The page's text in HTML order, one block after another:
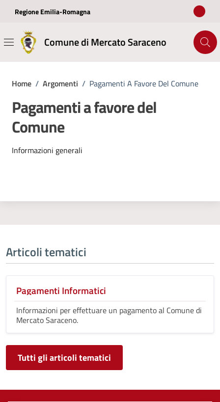
Regione Emilia-Romagna
Comune di Mercato Saraceno
Home / Argomenti / Pagamenti A Favore Del Comune
Pagamenti a favore del
Comune
Dettagli dell'argomento
Informazioni generali
Articoli tematici
Pagamenti Informatici
Informazioni per effettuare un pagamento al Comune di
Mercato Saraceno.
Tutti gli articoli tematici